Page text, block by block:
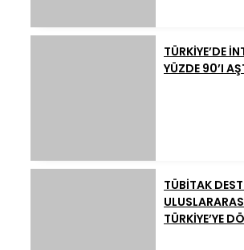
TÜRKİYE’DE
YÜZDE 90’I
TÜBİTAK
TÜRKİYE’YE